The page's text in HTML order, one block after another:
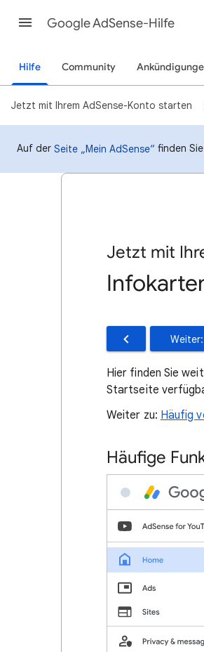
Google AdSense-Hilfe
Hilfe Community
Jetzt mit Ihrem AdSense-Konto starten
Auf der Seite „Mein AdSense“ finden
Jetzt mit
Hier finden Sie
Startseite
Weiter zu: Häufig
Häufige